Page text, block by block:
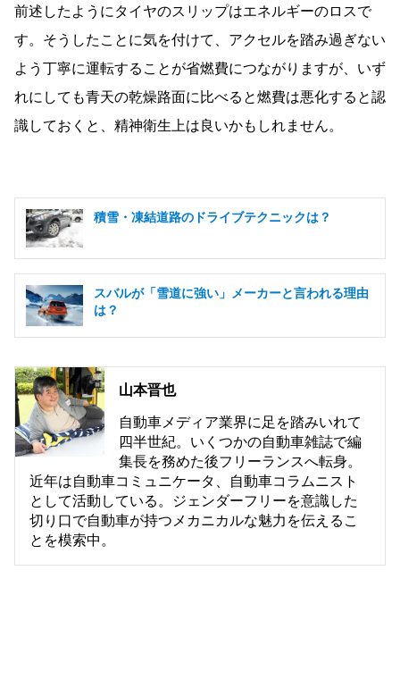
前述したようにタイヤのスリップはエネルギーのロスで
す。そうしたことに気を付けて、アクセルを踏み過ぎない
よう丁寧に運転することが省燃費につながりますが、いず
れにしても青天の乾燥路面に比べると燃費は悪化すると認
識しておくと、精神衛生上は良いかもしれません。
積雪・凍結道路のドライブテクニックは？
スバルが「雪道に強い」メーカーと言われる理由
は？
山本晋也
自動車メディア業界に足を踏みいれて
四半世紀。いくつかの自動車雑誌で編
集長を務めた後フリーランスへ転身。
近年は自動車コミュニケータ、自動車コラムニスト
として活動している。ジェンダーフリーを意識した
切り口で自動車が持つメカニカルな魅力を伝えるこ
とを模索中。